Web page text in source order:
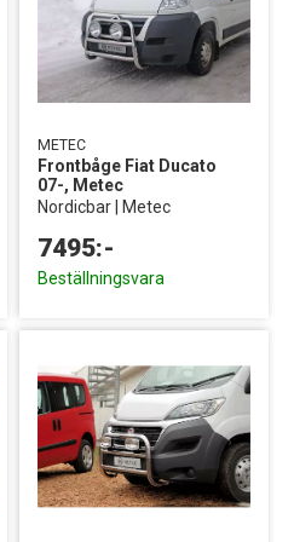
METEC
Frontbåge Fiat Ducato
07-, Metec
Nordicbar | Metec
7495:-
Beställningsvara